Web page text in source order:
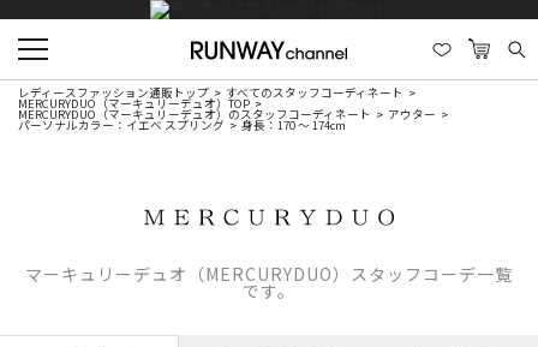
レディースファッション通販トップ すべてのスタッフコーディネート
MERCURYDUO（マーキュリーデュオ）TOP
MERCURYDUO（マーキュリーデュオ）のスタッフコーディネート アウター
パーソナルカラー：イエベ スプリング 身長：170 ～ 174cm
マーキュリーデュオ（MERCURYDUO）スタッフコーデ一覧
です。